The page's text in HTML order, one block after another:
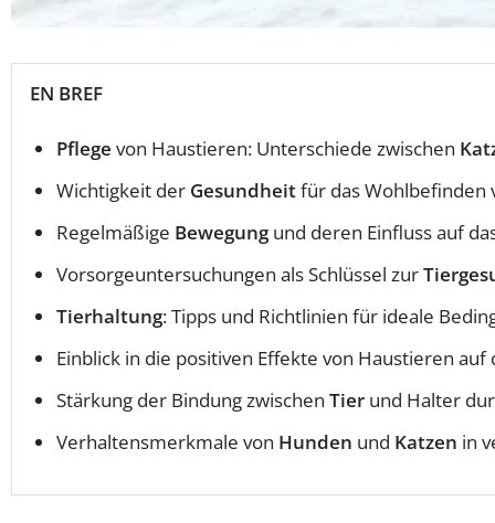
EN BREF
Pflege von Haustieren: Unterschiede zwischen
Wichtigkeit der Gesundheitfür das Wohlbefinden
Regelmäßige Bewegungund deren Einfluss auf
Vorsorgeuntersuchungen als Schlüssel zur
Tierhaltung: Tipps und Richtlinien für ideale
Einblick in die positiven Effekte von Haustieren
Stärkung der Bindung zwischen Tier und Halter
Verhaltensmerkmale von Hunden und Katzen in